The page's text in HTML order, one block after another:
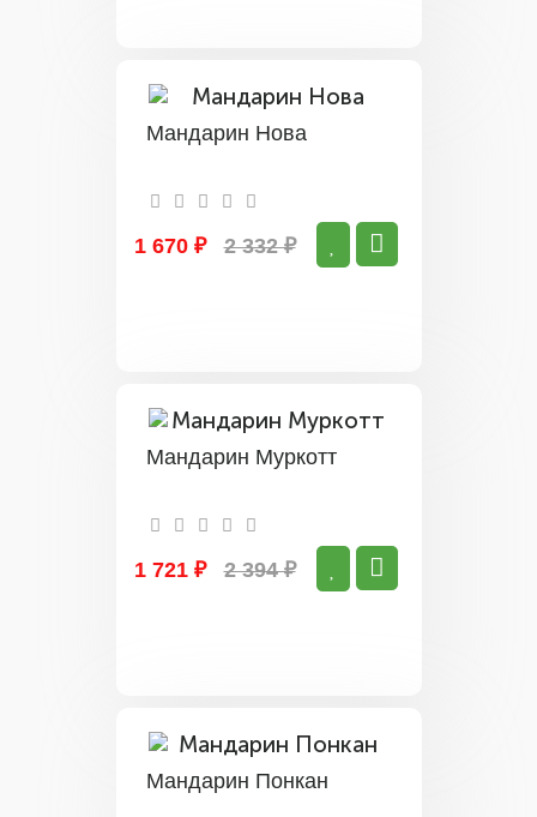
Мандарин Нова
1 670 ₽ 2 332 ₽
Мандарин Муркотт
1 721 ₽ 2 394 ₽
Мандарин Понкан